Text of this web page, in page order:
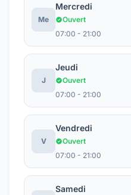
Me
Mercredi
Ouvert
07:00 - 21:00
J
Jeudi
Ouvert
07:00 - 21:00
V
Vendredi
Ouvert
07:00 - 21:00
Samedi